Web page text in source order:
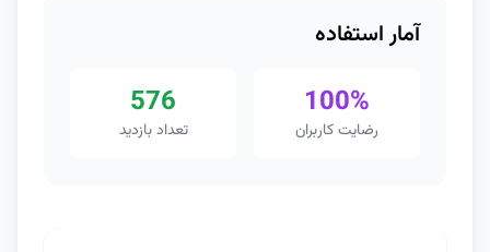
آمار استفاده
100%
رضایت کاربران
576
تعداد بازدید